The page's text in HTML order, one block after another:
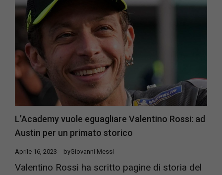
L’Academy vuole eguagliare Valentino Rossi: ad
Austin per un primato storico
Aprile 16, 2023 byGiovanni Messi
Valentino Rossi ha scritto pagine di storia del